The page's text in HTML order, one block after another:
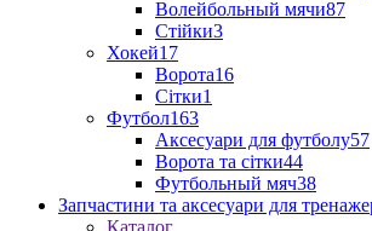
Волейбольный мячи87
Стійки3
Хокей17
Ворота16
Сітки1
Футбол163
Аксесуари для футболу57
Ворота та сітки44
Футбольный мяч38
Запчастини та аксесуари для
Каталог